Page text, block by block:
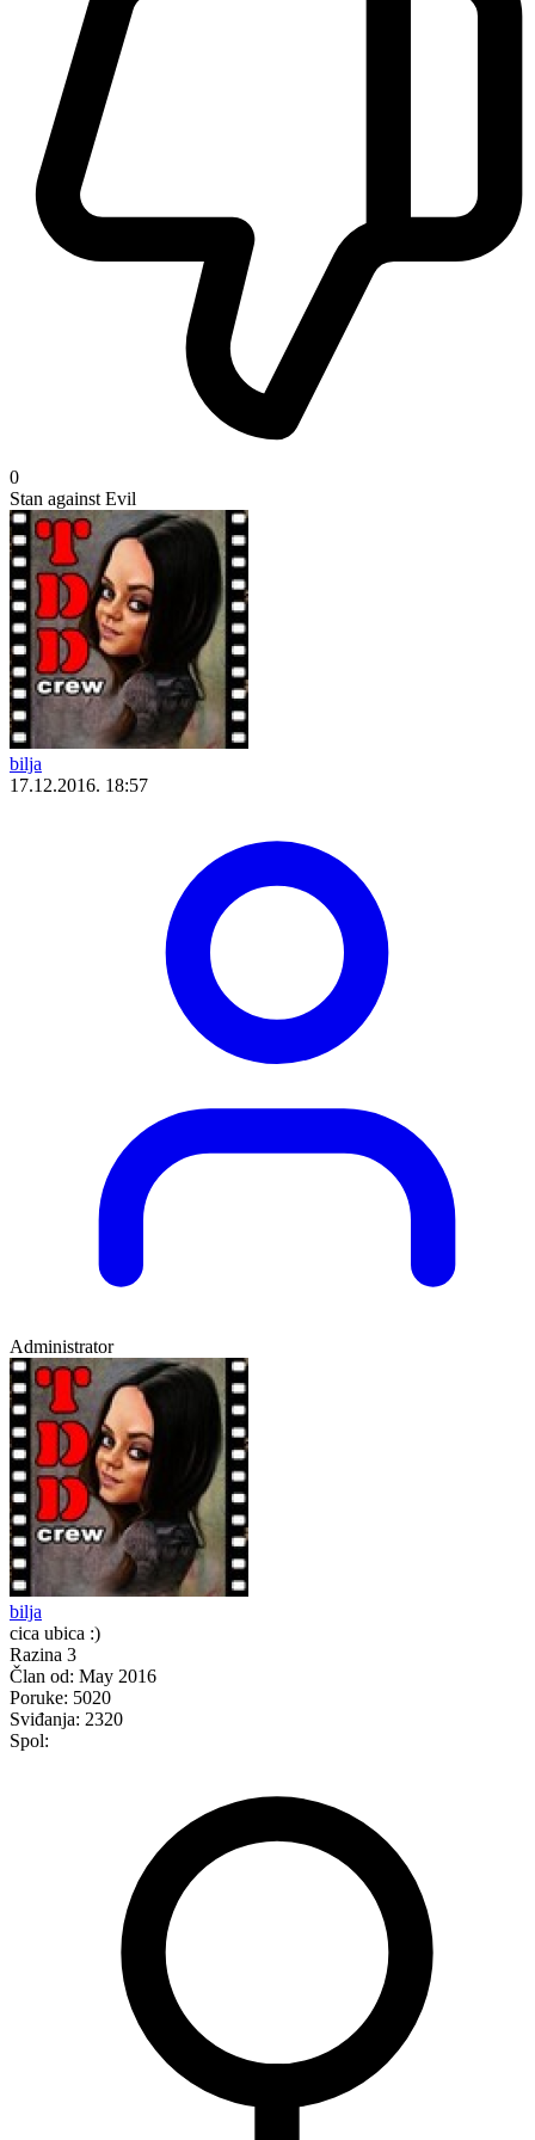
0
Stan against Evil
bilja
17.12.2016. 18:57
Administrator
bilja
cica ubica :)
Razina 3
Član od: May 2016
Poruke: 5020
Sviđanja: 2320
Spol: